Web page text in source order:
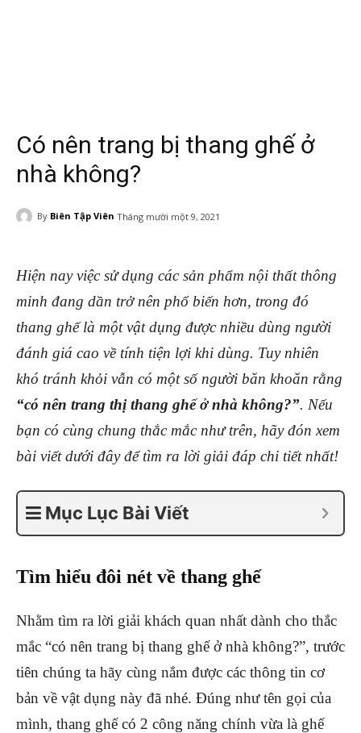
Có nên trang bị thang ghế ở
nhà không?
By Biên Tập Viên Tháng mười một 9, 2021
Hiện nay việc sử dụng các sản phẩm nội thất thông
minh đang dần trở nên phổ biến hơn, trong đó
thang ghế là một vật dụng được nhiều dùng người
đánh giá cao về tính tiện lợi khi dùng. Tuy nhiên
khó tránh khỏi vẫn có một số người băn khoăn rằng
“có nên trang thị thang ghế ở nhà không?”. Nếu
bạn có cùng chung thắc mắc như trên, hãy đón xem
bài viết dưới đây để tìm ra lời giải đáp chi tiết nhất!
Mục Lục Bài Viết
Tìm hiểu đôi nét về thang ghế
Nhằm tìm ra lời giải khách quan nhất dành cho thắc
mắc “có nên trang bị thang ghế ở nhà không?”, trước
tiên chúng ta hãy cùng nắm được các thông tin cơ
bản về vật dụng này đã nhé. Đúng như tên gọi của
mình, thang ghế có 2 công năng chính vừa là ghế